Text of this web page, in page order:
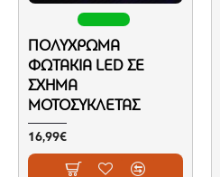
ΠΟΛΎΧΡΩΜΑ
ΦΩΤΆΚΙΑ LED ΣΕ
ΣΧΉΜΑ
ΜΟΤΟΣΥΚΛΈΤΑΣ
16,99€